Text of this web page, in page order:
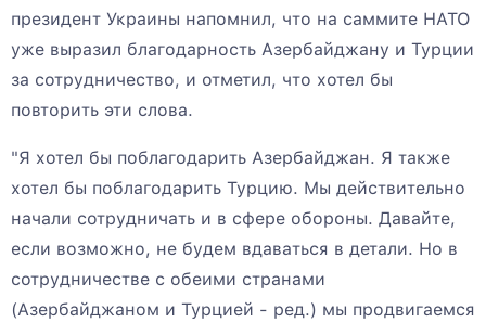
президент Украины напомнил, что на саммите НАТО
уже выразил благодарность Азербайджану и Турции
за сотрудничество, и отметил, что хотел бы
повторить эти слова.
"Я хотел бы поблагодарить Азербайджан. Я также
хотел бы поблагодарить Турцию. Мы действительно
начали сотрудничать и в сфере обороны. Давайте,
если возможно, не будем вдаваться в детали. Но в
сотрудничестве с обеими странами
(Азербайджаном и Турцией - ред.) мы продвигаемся